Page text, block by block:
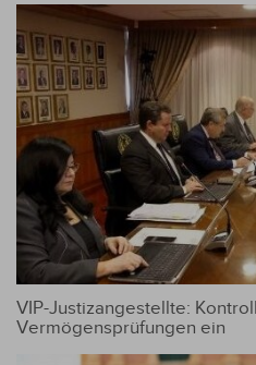
VIP-Justizangestellte:
Vermögensprüfungen ein